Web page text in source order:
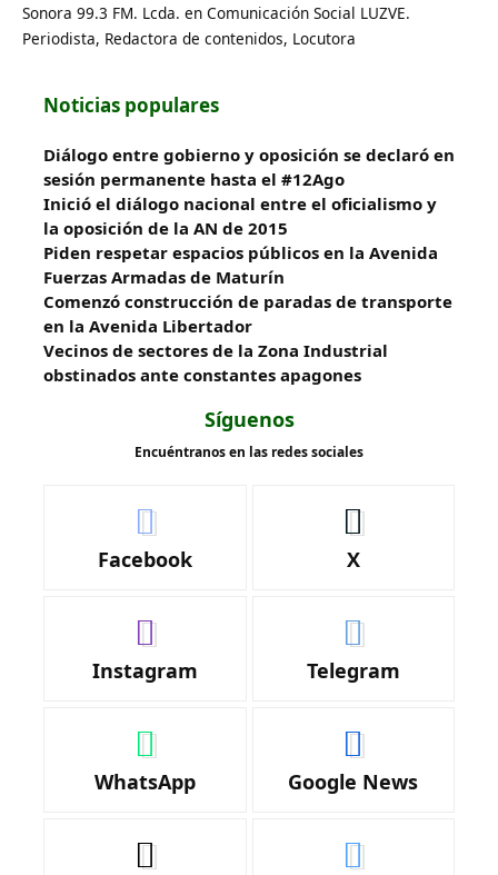
Sonora 99.3 FM. Lcda. en Comunicación Social LUZVE.
Periodista, Redactora de contenidos, Locutora
Noticias populares
Diálogo entre gobierno y oposición se declaró en
sesión permanente hasta el #12Ago
Inició el diálogo nacional entre el oficialismo y
la oposición de la AN de 2015
Piden respetar espacios públicos en la Avenida
Fuerzas Armadas de Maturín
​Comenzó construcción de paradas de transporte
en la Avenida Libertador
Vecinos de sectores de la Zona Industrial
obstinados ante constantes apagones
Síguenos
Encuéntranos en las redes sociales
Facebook X
Instagram Telegram
WhatsApp Google News